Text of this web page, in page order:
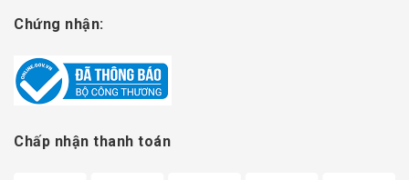
Chứng nhận:
Chấp nhận thanh toán